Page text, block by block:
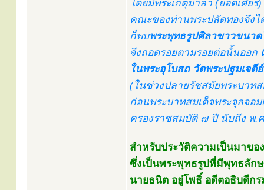
โดยมีพระเกตุมาลา (ยอดเศีย
คณะของท่านพระปลัดทองจึง
ก็พบพระพุทธรูปศิลาขาวขนา
จึงถอดรอยตามรอยต่อนั้นออก
ในพระอุโบสถ วัดพระปฐมเจดี
(ในช่วงปลายรัชสมัยพระบาท
ก่อนพระบาทสมเด็จพระจุลจอ
ครองราชสมบัติ ๗ ปี นับถึง พ.
สำหรับประวัติความเป็นมาข
ซึ่งเป็นพระพุทธรูปที่มีพุทธลัก
นายธนิต อยู่โพธิ์ อดีตอธิบดีก